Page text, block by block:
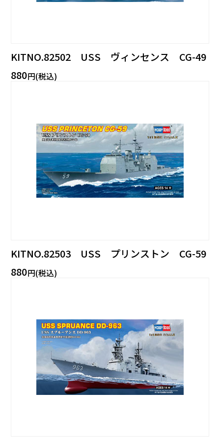
KITNO.82502 USS ヴィンセンス CG-49
880円(税込)
KITNO.82503 USS プリンストン CG-59
880円(税込)